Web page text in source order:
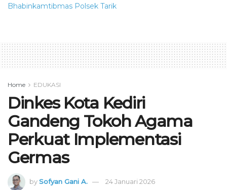
Bhabinkamtibmas Polsek Tarik
Home EDUKASI
Dinkes Kota Kediri
Gandeng Tokoh Agama
Perkuat Implementasi
Germas
bySofyan Gani A. 24 Januari 2026